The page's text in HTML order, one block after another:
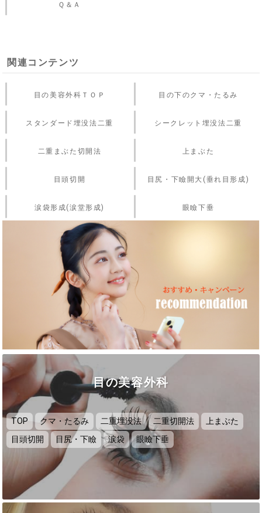
Ｑ＆Ａ
関連コンテンツ
目の美容外科ＴＯＰ 目の下のクマ・たるみ
スタンダード埋没法二重 シークレット埋没法二重
二重まぶた切開法 上まぶた
目頭切開 目尻・下瞼開大(垂れ目形成)
涙袋形成(涙堂形成) 眼瞼下垂
目の美容外科
TOP クマ・たるみ 二重埋没法 二重切開法
上まぶた
目頭切開
目尻・下瞼 涙袋 眼瞼下垂